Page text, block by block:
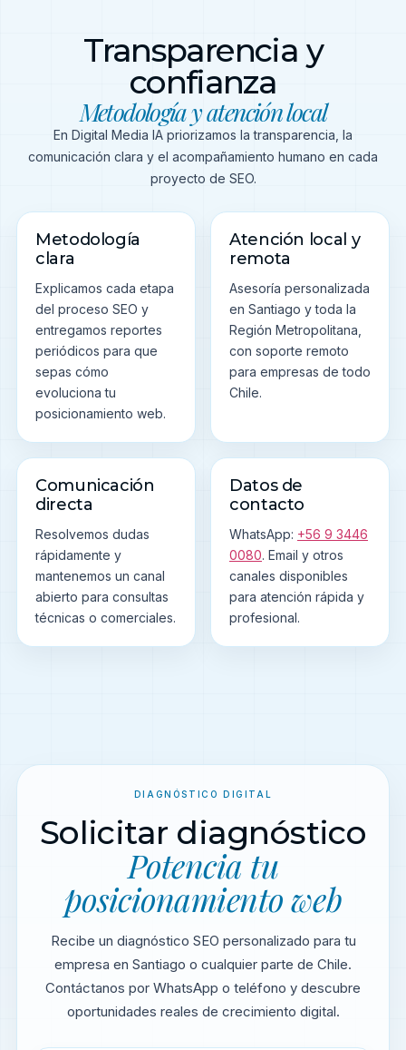
Transparencia y
confianza
Metodología y atención local
En Digital Media IA priorizamos la transparencia, la
comunicación clara y el acompañamiento humano en cada
proyecto de SEO.
Metodología
clara
Explicamos cada etapa
del proceso SEO y
entregamos reportes
periódicos para que
sepas cómo
evoluciona tu
posicionamiento web.
Atención local y
remota
Asesoría personalizada
en Santiago y toda la
Región Metropolitana,
con soporte remoto
para empresas de todo
Chile.
Comunicación
directa
Resolvemos dudas
rápidamente y
mantenemos un canal
abierto para consultas
técnicas o comerciales.
Datos de
contacto
WhatsApp: +56 9 3446
0080. Email y otros
canales disponibles
para atención rápida y
profesional.
DIAGNÓSTICO DIGITAL
Solicitar diagnóstico
Potencia tu
posicionamiento web
Recibe un diagnóstico SEO personalizado para tu
empresa en Santiago o cualquier parte de Chile.
Contáctanos por WhatsApp o teléfono y descubre
oportunidades reales de crecimiento digital.